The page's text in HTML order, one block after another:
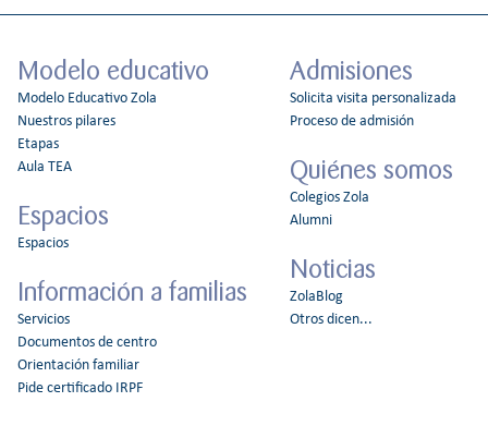
Modelo educativo
Modelo Educativo Zola
Nuestros pilares
Etapas
Aula TEA
Espacios
Espacios
Información a familias
Servicios
Documentos de centro
Orientación familiar
Pide certificado IRPF
Admisiones
Solicita visita personalizada
Proceso de admisión
Quiénes somos
Colegios Zola
Alumni
Noticias
ZolaBlog
Otros dicen...